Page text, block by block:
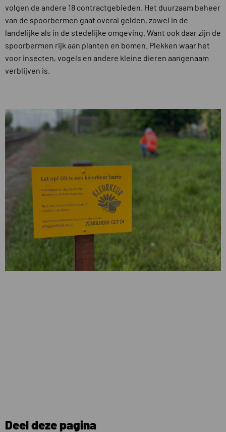
volgen de andere 18 contractgebieden. Het duurzaam beheer
van de spoorbermen gaat overal gelden, zowel in de
landelijke als in de stedelijke omgeving. Want ook daar zijn de
spoorbermen rijk aan planten en bomen. Plekken waar het
voor insecten, vogels en andere kleine dieren aangenaam
verblijven is.
Deel deze pagina